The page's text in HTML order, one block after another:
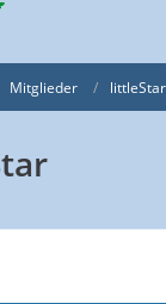
Mitglieder littleStar